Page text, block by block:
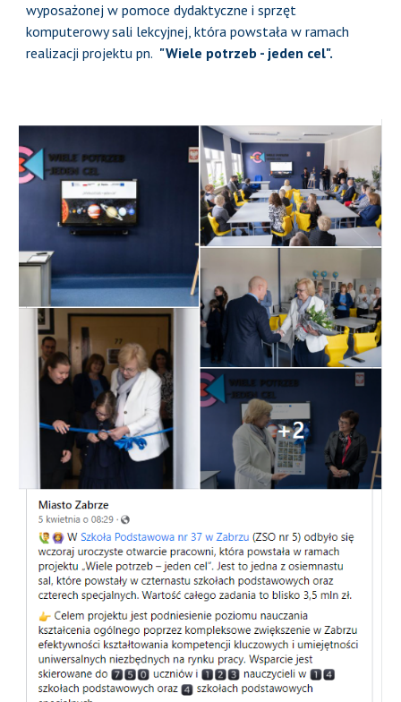
wyposażonej w pomoce dydaktyczne i sprzęt
komputerowy sali lekcyjnej, która powstała w ramach
realizacji projektu pn. "Wiele potrzeb - jeden cel".